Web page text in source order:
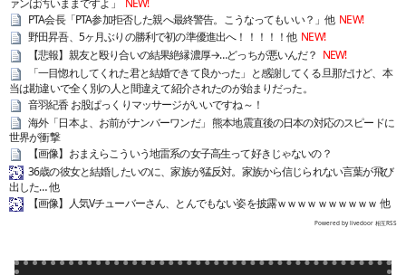
PTA会長「PTA参加拒否した親へ最終警告。こうなってもいい？」他 NEW!
野田昇吾、5ヶ月ぶりの勝利で初の準優進出へ！！！！！他 NEW!
【悲報】親友と殴り合いの結果絶縁濃厚→…どっちが悪いんだ？ NEW!
「一目惚れしてくれた君と結婚できて良かった」と感謝してくる旦那だけど、本
当は勘違いで全く別の人と間違えて紹介されたのが始まりだった。
音羽紀香 お股ぱっくりマッサージがいいですね～！
海外「日本よ、お前がナンバーワンだ」 熊本地震直後の日本の対応のスピードに
世界が衝撃
【画像】おまえらこういう地雷系の女子高生って好きじゃないの？
36歳の彼女と結婚したいのに、家族が猛反対。家族から信じられない言葉が飛び
出した… 他
【画像】人気Vチューバーさん、とんでもない姿を披露ｗｗｗｗｗｗｗｗｗｗ 他
Powered by livedoor 相互RSS